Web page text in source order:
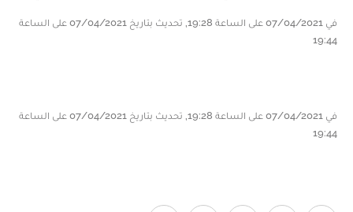
في 07/04/2021 على الساعة 19:28, تحديث بتاريخ 07/04/2021 على الساعة
19:44
في 07/04/2021 على الساعة 19:28, تحديث بتاريخ 07/04/2021 على الساعة
19:44